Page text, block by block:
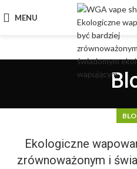
MENU
Ekologiczne
zrównoważonym i